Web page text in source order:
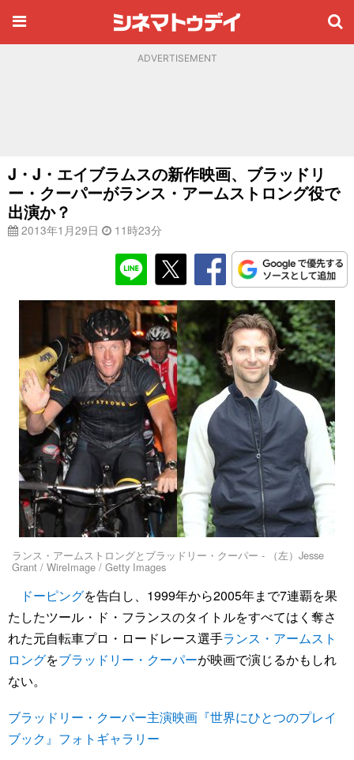
ADVERTISEMENT
J・J・エイブラムスの新作映画、ブラッドリ
ー・クーパーがランス・アームストロング役で
出演か？
2013年1月29日 11時23分
ランス・アームストロングとブラッドリー・クーパー - （左）Jesse
Grant / WireImage / Getty Images
ドーピングを告白し、1999年から2005年まで7連覇を果
たしたツール・ド・フランスのタイトルをすべてはく奪さ
れた元自転車プロ・ロードレース選手ランス・アームスト
ロングをブラッドリー・クーパーが映画で演じるかもしれ
ない。
ブラッドリー・クーパー主演映画『世界にひとつのプレイ
ブック』フォトギャラリー